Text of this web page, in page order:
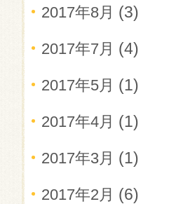
2017年8月 (3)
2017年7月 (4)
2017年5月 (1)
2017年4月 (1)
2017年3月 (1)
2017年2月 (6)